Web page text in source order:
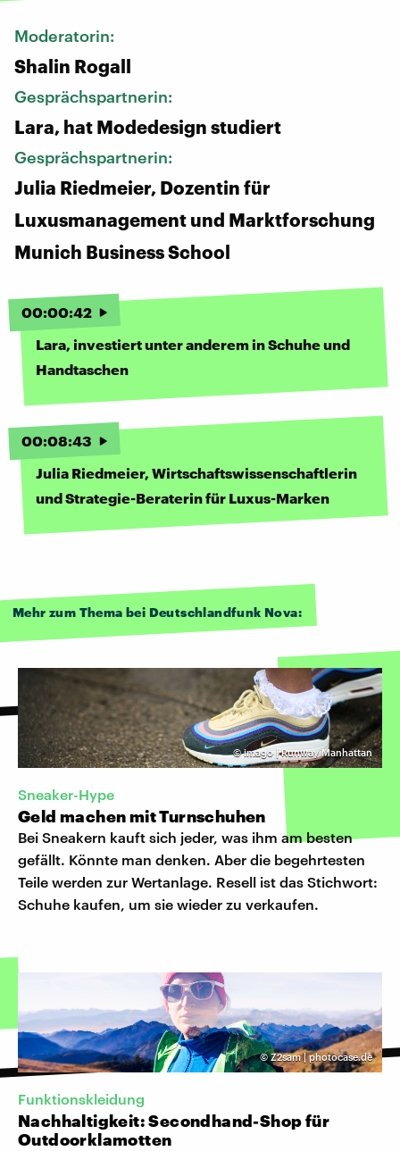
Moderatorin:
Shalin Rogall
Gesprächspartnerin:
Lara, hat Modedesign studiert
Gesprächspartnerin:
Julia Riedmeier, Dozentin für
Luxusmanagement und Marktforschung
Munich Business School
00:00:42
Lara, investiert unter anderem in Schuhe und
Handtaschen
00:08:43
Julia Riedmeier, Wirtschaftswissenschaftlerin
und Strategie-Beraterin für Luxus-Marken
Mehr zum Thema bei Deutschlandfunk Nova:
©imago | Runway Manhattan
Sneaker-Hype
Geld machen mit Turnschuhen
Bei Sneakern kauft sich jeder, was ihm am besten
gefällt. Könnte man denken. Aber die begehrtesten
Teile werden zur Wertanlage. Resell ist das Stichwort:
Schuhe kaufen, um sie wieder zu verkaufen.
©Z2sam | photocase.de
Funktionskleidung
Nachhaltigkeit: Secondhand-Shop für
Outdoorklamotten